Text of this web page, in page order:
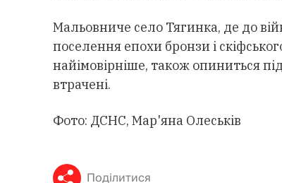
Мальовниче село Тягинка, де до
поселення епохи бронзи і
найімовірніше, також опиниться
втрачені.
Фото: ДСНС, Мар'яна Олеськів
Поділитися